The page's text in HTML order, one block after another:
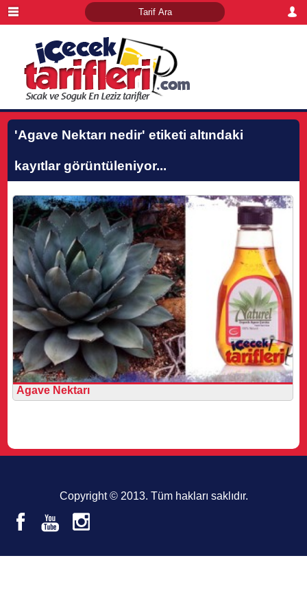
'Agave Nektarı nedir' etiketi altındaki
kayıtlar görüntüleniyor...
Agave Nektarı
Copyright © 2013. Tüm hakları saklıdır.